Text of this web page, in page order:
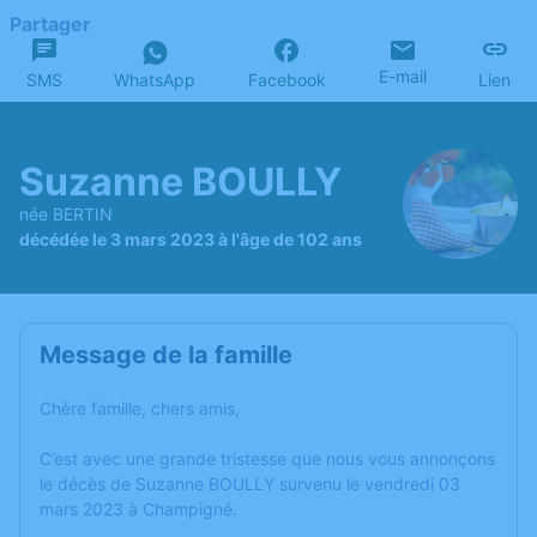
Partager
SMS WhatsApp Facebook E-mail Lien
Suzanne BOULLY
née BERTIN
décédée le 3 mars 2023 à l'âge de 102 ans
Message de la famille
Chère famille, chers amis,
C’est avec une grande tristesse que nous vous annonçons
le décès de Suzanne BOULLY survenu le vendredi 03
mars 2023 à Champigné.